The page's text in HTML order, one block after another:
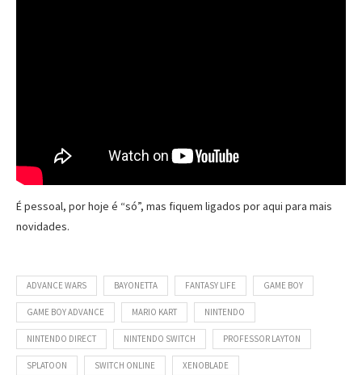
É pessoal, por hoje é “só”, mas fiquem ligados por aqui para mais
novidades.
ADVANCE WARS BAYONETTA FANTASY LIFE GAME BOY
GAME BOY ADVANCE MARIO KART NINTENDO
NINTENDO DIRECT NINTENDO SWITCH PROFESSOR LAYTON
SPLATOON SWITCH ONLINE XENOBLADE